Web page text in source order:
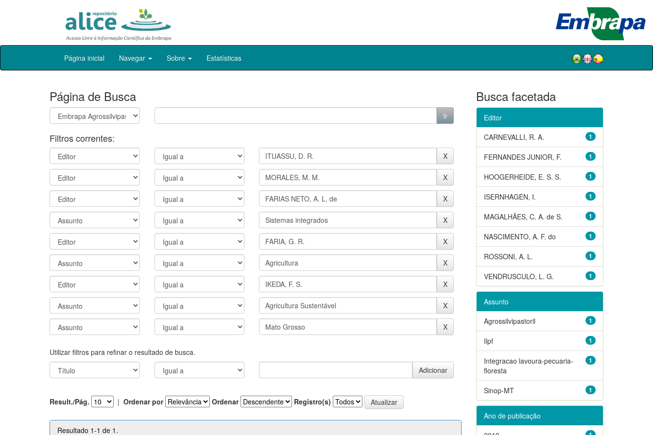
Skip
Página inicial Navegar Sobre Estatísticas
Página de Busca
Filtros correntes:
Utilizar filtros para refinar o resultado de busca.
Result./Pág. | Ordenar por Ordenar Registro(s)
Resultado 1-1 de 1.
Busca facetada
Editor
1
CARNEVALLI, R. A.
1
FERNANDES JUNIOR, F.
1
HOOGERHEIDE, E. S. S.
1
ISERNHAGEN, I.
1
MAGALHÃES, C. A. de S.
1
NASCIMENTO, A. F. do
1
ROSSONI, A. L.
1
VENDRUSCULO, L. G.
Assunto
1
Agrossilvipastoril
1
Ilpf
1
Integracao lavoura-pecuaria-
floresta
1
Sinop-MT
Ano de publicação